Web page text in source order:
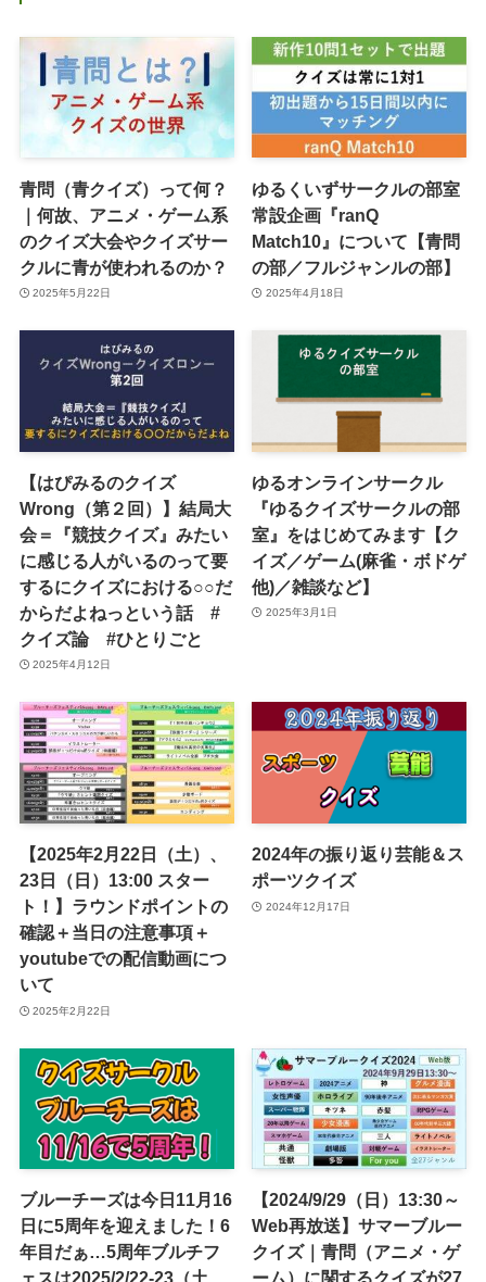
青問（青クイズ）って何？
｜何故、アニメ・ゲーム系
のクイズ大会やクイズサー
クルに青が使われるのか？
2025年5月22日
ゆるくいずサークルの部室
常設企画『ranQ
Match10』について【青問
の部／フルジャンルの部】
2025年4月18日
【はぴみるのクイズ
Wrong（第２回）】結局大
会＝『競技クイズ』みたい
に感じる人がいるのって要
するにクイズにおける○○だ
からだよねっという話 #
クイズ論 #ひとりごと
2025年4月12日
ゆるオンラインサークル
『ゆるクイズサークルの部
室』をはじめてみます【ク
イズ／ゲーム(麻雀・ボドゲ
他)／雑談など】
2025年3月1日
【2025年2月22日（土）、
23日（日）13:00 スター
ト！】ラウンドポイントの
確認＋当日の注意事項＋
youtubeでの配信動画につ
いて
2025年2月22日
2024年の振り返り芸能＆ス
ポーツクイズ
2024年12月17日
ブルーチーズは今日11月16
日に5周年を迎えました！6
年目だぁ…5周年ブルチフ
ェスは2025/2/22-23（土、
【2024/9/29（日）13:30～
Web再放送】サマーブルー
クイズ｜青問（アニメ・ゲ
ーム）に関するクイズが27